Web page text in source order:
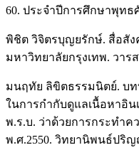
60. ประจำปีการศึกษาพุทธ
พิชิต วิจิตรบุญยรักษ์. สื่อสั
มหาวิทยาลัยกรุงเทพ. วารส
มนฤทัย ลิขิตธรรมนิตย์. บท
ในการกำกับดูแลเนื้อหาอิน
พ.ร.บ. ว่าด้วยการกระทำค
พ.ศ.2550. วิทยานิพนธ์ป